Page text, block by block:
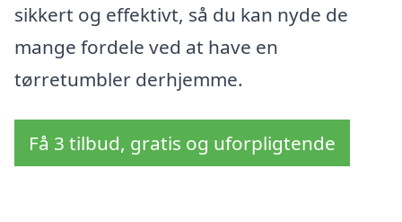
sikkert og effektivt, så du kan nyde de
mange fordele ved at have en
tørretumbler derhjemme.
Få 3 tilbud, gratis og uforpligtende